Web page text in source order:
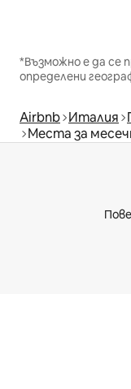
*Възможно е да се
определени
Airbnb Италия
Места за